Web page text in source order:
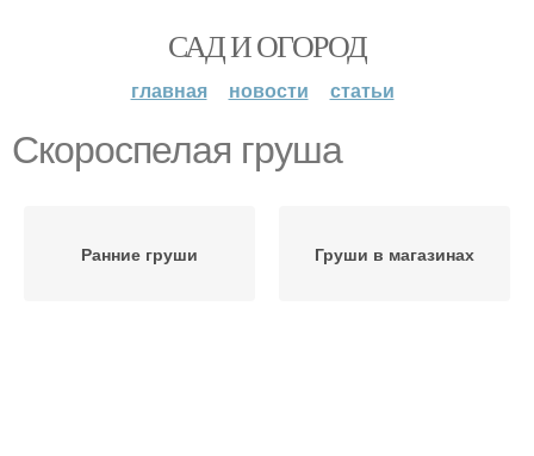
САД И ОГОРОД
главная новости статьи
Скороспелая груша
Ранние груши Груши в магазинах